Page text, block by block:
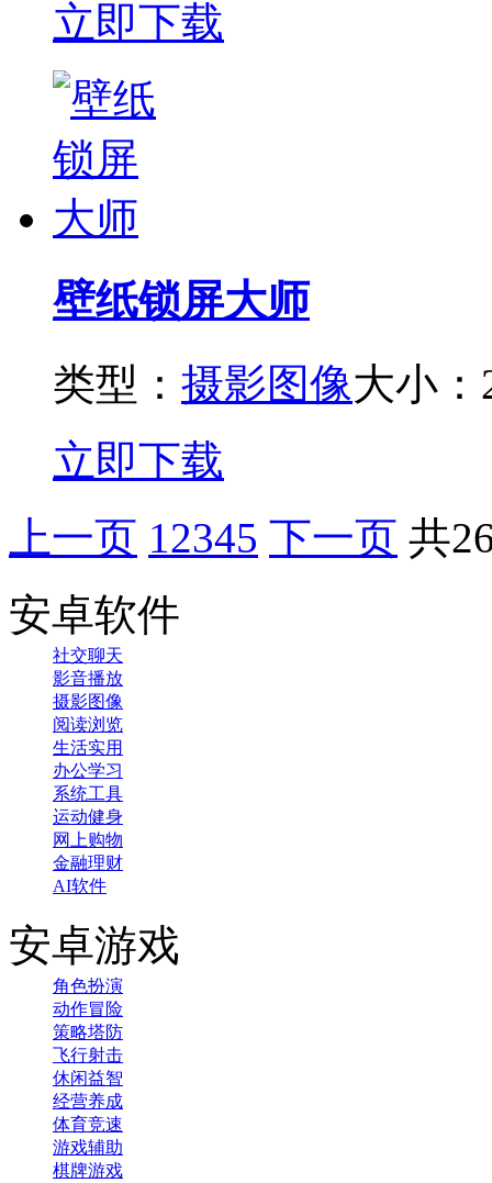
立即下载
壁纸锁屏大师
类型： 摄影图像大小：
立即下载
上一页 12345 下一页 共
安卓软件
社交聊天
影音播放
摄影图像
阅读浏览
生活实用
办公学习
系统工具
运动健身
网上购物
金融理财
AI软件
安卓游戏
角色扮演
动作冒险
策略塔防
飞行射击
休闲益智
经营养成
体育竞速
游戏辅助
棋牌游戏